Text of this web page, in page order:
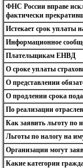
ФНС России вправе
фактически
Истекает срок уплаты
Информационное
Плательщикам ЕНВД
О сроке уплаты
О представлении
О продлении срока
По реализации
Как заявить льготу по
Льготы по налогу на
Организации могут
Какие категории